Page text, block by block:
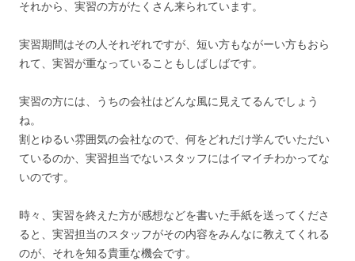
それから、実習の方がたくさん来られています。
実習期間はその人それぞれですが、短い方もながーい方もおら
れて、実習が重なっていることもしばしばです。
実習の方には、うちの会社はどんな風に見えてるんでしょう
ね。
割とゆるい雰囲気の会社なので、何をどれだけ学んでいただい
ているのか、実習担当でないスタッフにはイマイチわかってな
いのです。
時々、実習を終えた方が感想などを書いた手紙を送ってくださ
ると、実習担当のスタッフがその内容をみんなに教えてくれる
のが、それを知る貴重な機会です。